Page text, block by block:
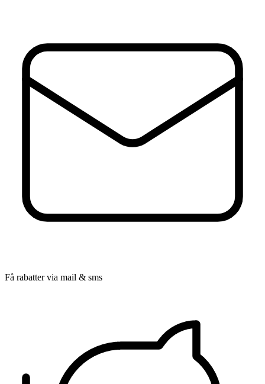
Få rabatter via mail & sms